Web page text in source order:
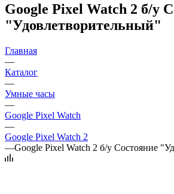
Google Pixel Watch 2 б/у
"Удовлетворительный"
Главная
—
Каталог
—
Умные часы
—
Google Pixel Watch
—
Google Pixel Watch 2
—Google Pixel Watch 2 б/у Состояние